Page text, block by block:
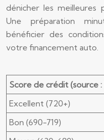
dénicher les meilleures
Une préparation
bénéficier des
votre financement auto.
Score de crédit (source :
Excellent (720+)
Bon (690-719)